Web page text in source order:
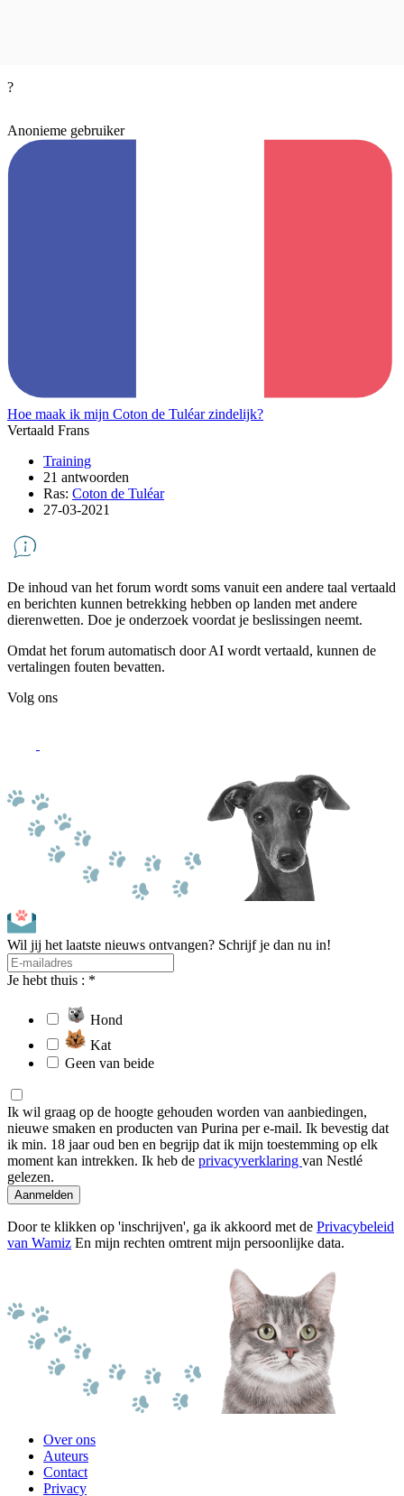
?
Anonieme gebruiker
Hoe maak ik mijn Coton de Tuléar zindelijk?
Vertaald Frans
Training
21 antwoorden
Ras: Coton de Tuléar
27-03-2021
De inhoud van het forum wordt soms vanuit een andere taal vertaald
en berichten kunnen betrekking hebben op landen met andere
dierenwetten. Doe je onderzoek voordat je beslissingen neemt.
Omdat het forum automatisch door AI wordt vertaald, kunnen de
vertalingen fouten bevatten.
Volg ons
Wil jij het laatste nieuws ontvangen? Schrijf je dan nu in!
Je hebt thuis : *
Hond
Kat
Geen van beide
Ik wil graag op de hoogte gehouden worden van aanbiedingen,
nieuwe smaken en producten van Purina per e-mail. Ik bevestig dat
ik min. 18 jaar oud ben en begrijp dat ik mijn toestemming op elk
moment kan intrekken. Ik heb de privacyverklaring van Nestlé
gelezen.
Aanmelden
Door te klikken op 'inschrijven', ga ik akkoord met de Privacybeleid
van Wamiz En mijn rechten omtrent mijn persoonlijke data.
Over ons
Auteurs
Contact
Privacy